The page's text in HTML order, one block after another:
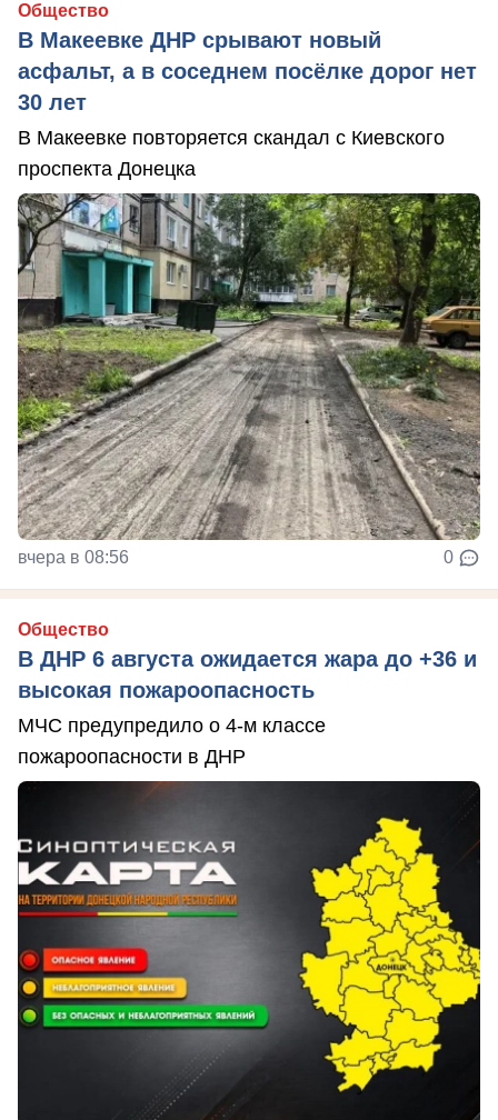
Общество
В Макеевке ДНР срывают новый
асфальт, а в соседнем посёлке дорог нет
30 лет
В Макеевке повторяется скандал с Киевского
проспекта Донецка
вчера в 08:56 0
Общество
В ДНР 6 августа ожидается жара до +36 и
высокая пожароопасность
МЧС предупредило о 4-м классе
пожароопасности в ДНР